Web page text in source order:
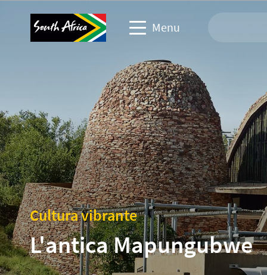
Menu
Sito web partner commerciali
Sito web eventi aziendali
Sito web Corporate & Media
Cultura vibrante
L'antica Mapungubwe